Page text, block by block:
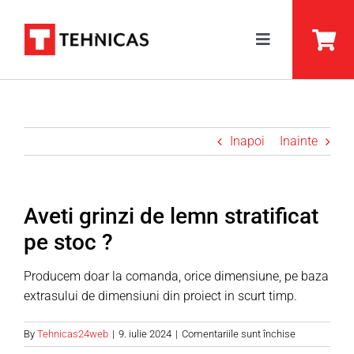
content
Toggle
BSH Lemn Stratificat
Despre Noi
Servicii
Ghid
Inapoi Inainte
Aveti grinzi de lemn stratificat
pe stoc ?
Producem doar la comanda, orice dimensiune, pe baza
extrasului de dimensiuni din proiect in scurt timp.
By Tehnicas24web | 9. iulie 2024 | Comentariile sunt închisepentru
Aveti